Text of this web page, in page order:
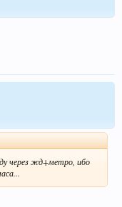
через жд+метро, ибо